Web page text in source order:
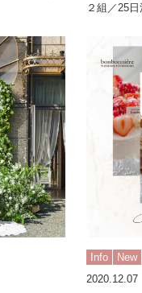
２組／25
Info New
2020.12.07